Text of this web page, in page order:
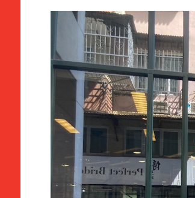
MANCHETE POLÍTICA